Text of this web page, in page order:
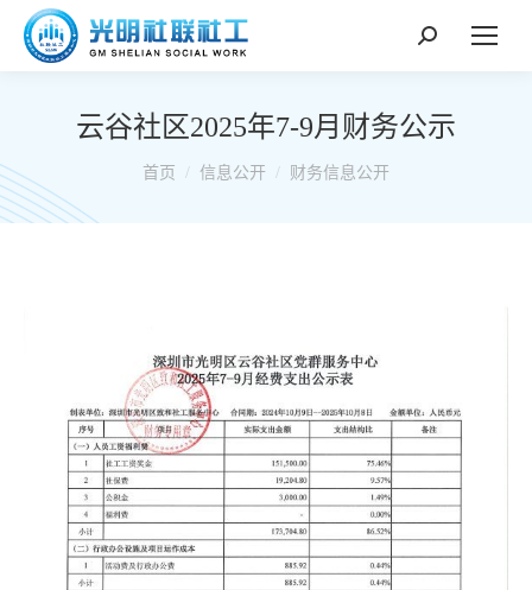
搜
云谷社区2025年7-9月财务公示
你在这里：
首页 信息公开 财务信息公开